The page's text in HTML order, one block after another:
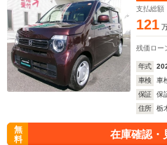
支払総額
121
残価ロー
年式
車検
車
保証
保
住所
栃
無
料
在庫確認・